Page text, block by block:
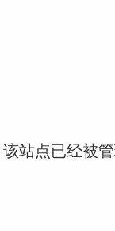
站点已经被